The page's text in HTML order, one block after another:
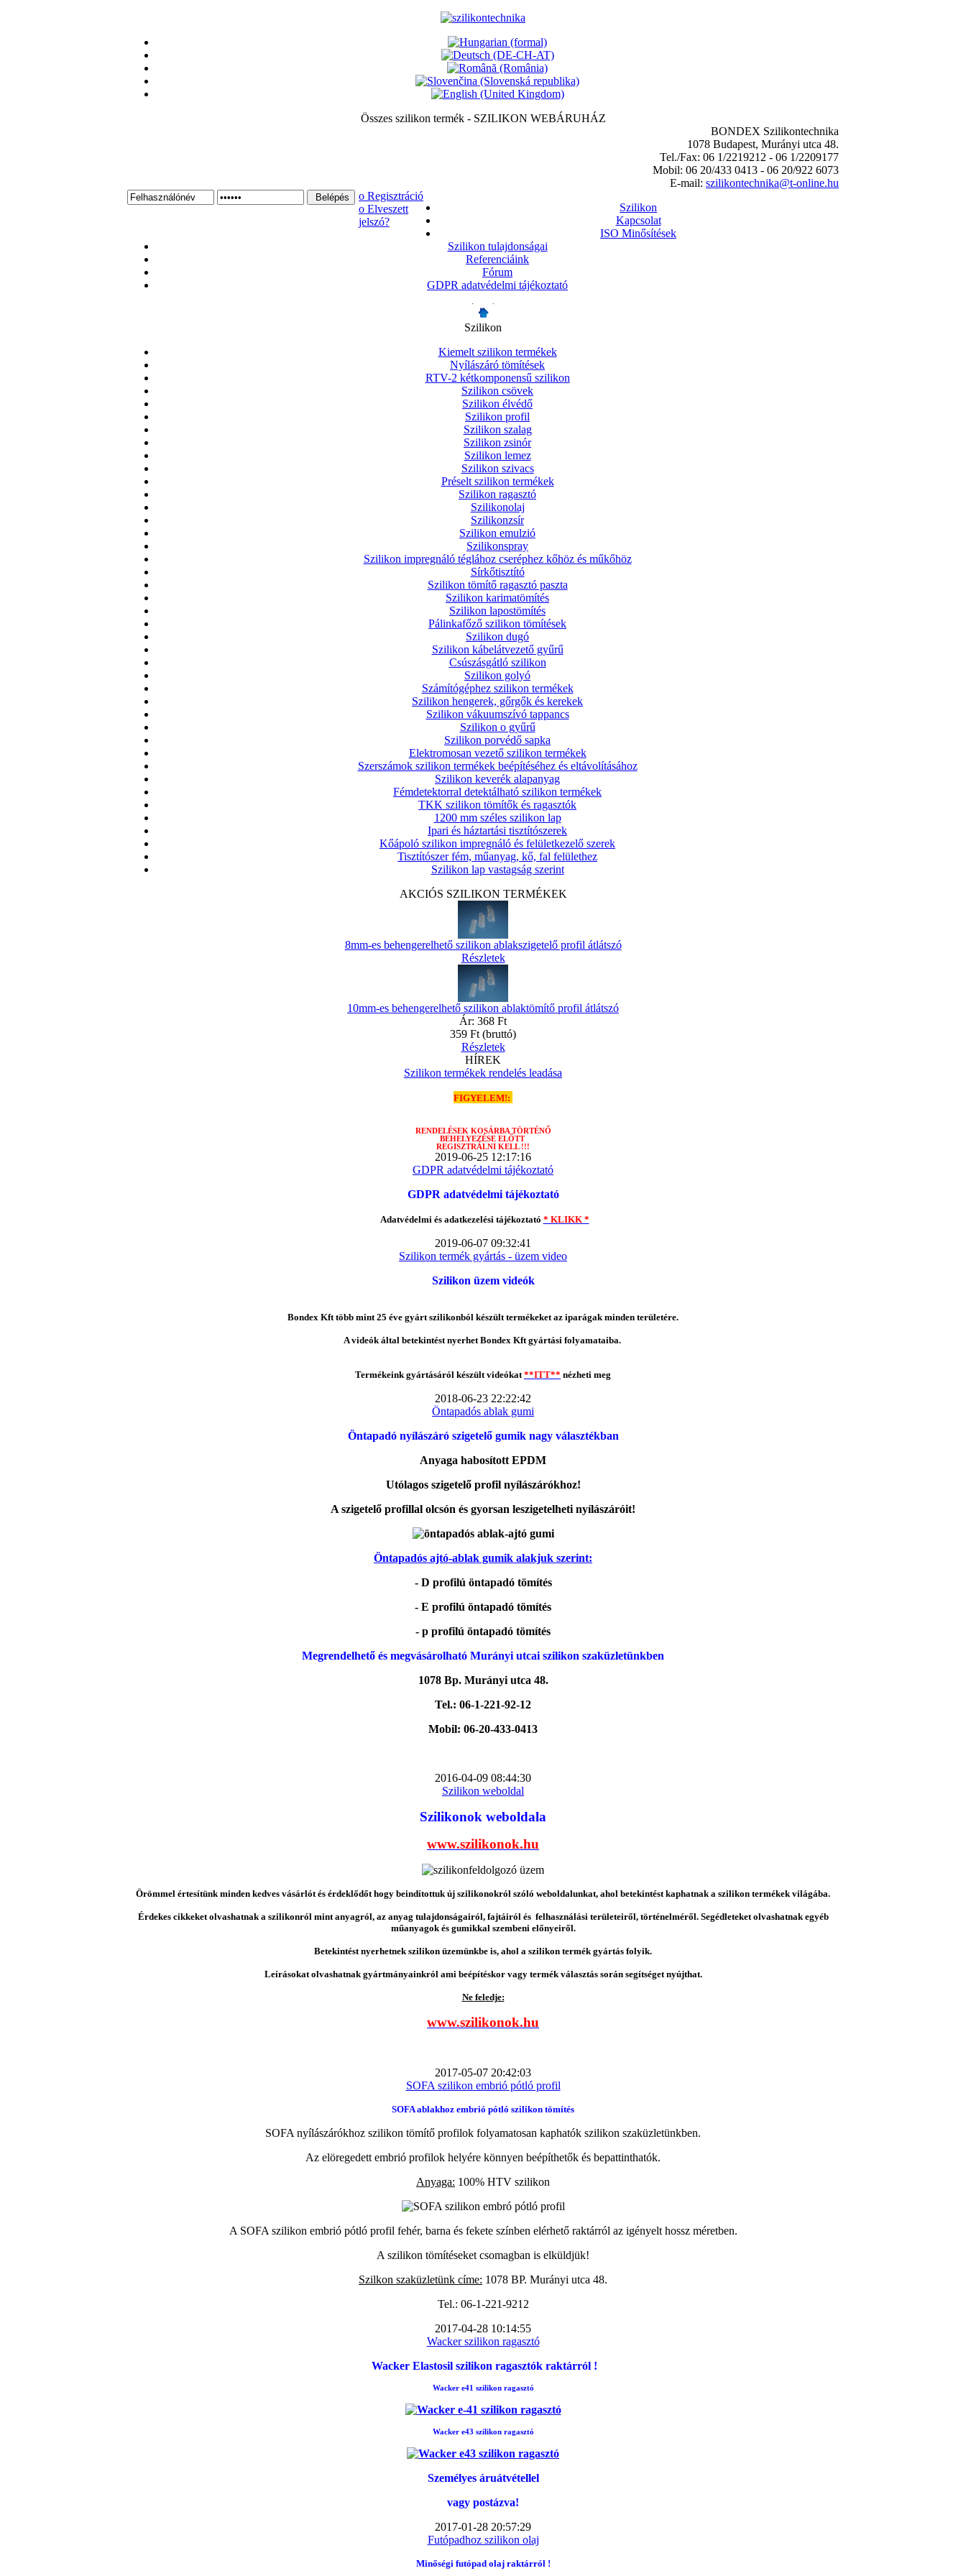
Összes szilikon termék - SZILIKON WEBÁRUHÁZ
BONDEX Szilikontechnika
1078 Budapest, Murányi utca 48.
Tel./Fax: 06 1/2219212 - 06 1/2209177
Mobil: 06 20/433 0413 - 06 20/922 6073
E-mail: szilikontechnika@t-online.hu
ο Regisztráció
ο Elveszett
jelszó?
Szilikon
Kapcsolat
ISO Minősítések
Szilikon tulajdonságai
Referenciáink
Fórum
GDPR adatvédelmi tájékoztató
Szilikon
Kiemelt szilikon termékek
Nyílászáró tömítések
RTV-2 kétkomponensű szilikon
Szilikon csövek
Szilikon élvédő
Szilikon profil
Szilikon szalag
Szilikon zsinór
Szilikon lemez
Szilikon szivacs
Préselt szilikon termékek
Szilikon ragasztó
Szilikonolaj
Szilikonzsír
Szilikon emulzió
Szilikonspray
Szilikon impregnáló téglához cseréphez kőhöz és műkőhöz
Sírkőtisztító
Szilikon tömítő ragasztó paszta
Szilikon karimatömítés
Szilikon lapostömítés
Pálinkafőző szilikon tömítések
Szilikon dugó
Szilikon kábelátvezető gyűrű
Csúszásgátló szilikon
Szilikon golyó
Számítógéphez szilikon termékek
Szilikon hengerek, gőrgők és kerekek
Szilikon vákuumszívó tappancs
Szilikon o gyűrű
Szilikon porvédő sapka
Elektromosan vezető szilikon termékek
Szerszámok szilikon termékek beépítéséhez és eltávolításához
Szilikon keverék alapanyag
Fémdetektorral detektálható szilikon termékek
TKK szilikon tömítők és ragasztók
1200 mm széles szilikon lap
Ipari és háztartási tisztítószerek
Kőápoló szilikon impregnáló és felületkezelő szerek
Tisztítószer fém, műanyag, kő, fal felülethez
Szilikon lap vastagság szerint
AKCIÓS SZILIKON TERMÉKEK
8mm-es behengerelhető szilikon ablakszigetelő profil átlátszó
Részletek
10mm-es behengerelhető szilikon ablaktömítő profil átlátszó
Ár: 368 Ft
359 Ft (bruttó)
Részletek
HÍREK
Szilikon termékek rendelés leadása
FIGYELEM!:
RENDELÉSEK KOSÁRBA TÖRTÉNŐ
BEHELYEZÉSE ELŐTT
REGISZTRÁLNI KELL !!!
2019-06-25 12:17:16
GDPR adatvédelmi tájékoztató
GDPR adatvédelmi tájékoztató
Adatvédelmi és adatkezelési tájékoztató * KLIKK *
2019-06-07 09:32:41
Szilikon termék gyártás - üzem video
Szilikon üzem videók
Bondex Kft több mint 25 éve gyárt szilikonból készült termékeket az iparágak minden területére.
A videók által betekintést nyerhet Bondex Kft gyártási folyamataiba.
Termékeink gyártásáról készült videókat**ITT** nézheti meg
2018-06-23 22:22:42
Öntapadós ablak gumi
Öntapadó nyílászáró szigetelő gumik nagy választékban
Anyaga habosított EPDM
Utólagos szigetelő profil nyílászárókhoz!
A szigetelő profillal olcsón és gyorsan leszigetelheti nyílászáróit!
Öntapadós ajtó-ablak gumik alakjuk szerint:
- D profilú öntapadó tömítés
- E profilú öntapadó tömítés
- p profilú öntapadó tömítés
Megrendelhető és megvásárolható Murányi utcai szilikon szaküzletünkben
1078 Bp. Murányi utca 48.
Tel.: 06-1-221-92-12
Mobil: 06-20-433-0413
2016-04-09 08:44:30
Szilikon weboldal
Szilikonok weboldala
www.szilikonok.hu
Örömmel értesítünk minden kedves vásárlót és érdeklődőt hogy beindítottuk új szilikonokról szóló weboldalunkat, ahol betekintést kaphatnak a szilikon termékek világába.
Érdekes cikkeket olvashatnak a szilikonról mint anyagról, az anyag tulajdonságairól, fajtáiról és felhasználási területeiről, történelméről. Segédleteket olvashatnak egyéb
műanyagok és gumikkal szembeni előnyeiről.
Betekintést nyerhetnek szilikon üzemünkbe is, ahol a szilikon termék gyártás folyik.
Leírásokat olvashatnak gyártmányainkról ami beépítéskor vagy termék választás során segítséget nyújthat.
Ne feledje:
www.szilikonok.hu
2017-05-07 20:42:03
SOFA szilikon embrió pótló profil
SOFA ablakhoz embrió pótló szilikon tömítés
SOFA nyílászárókhoz szilikon tömítő profilok folyamatosan kaphatók szilikon szaküzletünkben.
Az elöregedett embrió profilok helyére könnyen beépíthetők és bepattinthatók.
Anyaga: 100% HTV szilikon
A SOFA szilikon embrió pótló profil fehér, barna és fekete színben elérhető raktárról az igényelt hossz méretben.
A szilikon tömítéseket csomagban is elküldjük!
Szilkon szaküzletünk címe: 1078 BP. Murányi utca 48.
Tel.: 06-1-221-9212
2017-04-28 10:14:55
Wacker szilikon ragasztó
Wacker Elastosil szilikon ragasztók raktárról !
Wacker e41 szilikon ragasztó
Wacker e43 szilikon ragasztó
Személyes áruátvétellel
vagy postázva!
2017-01-28 20:57:29
Futópadhoz szilikon olaj
Minőségi futópad olaj raktárról !